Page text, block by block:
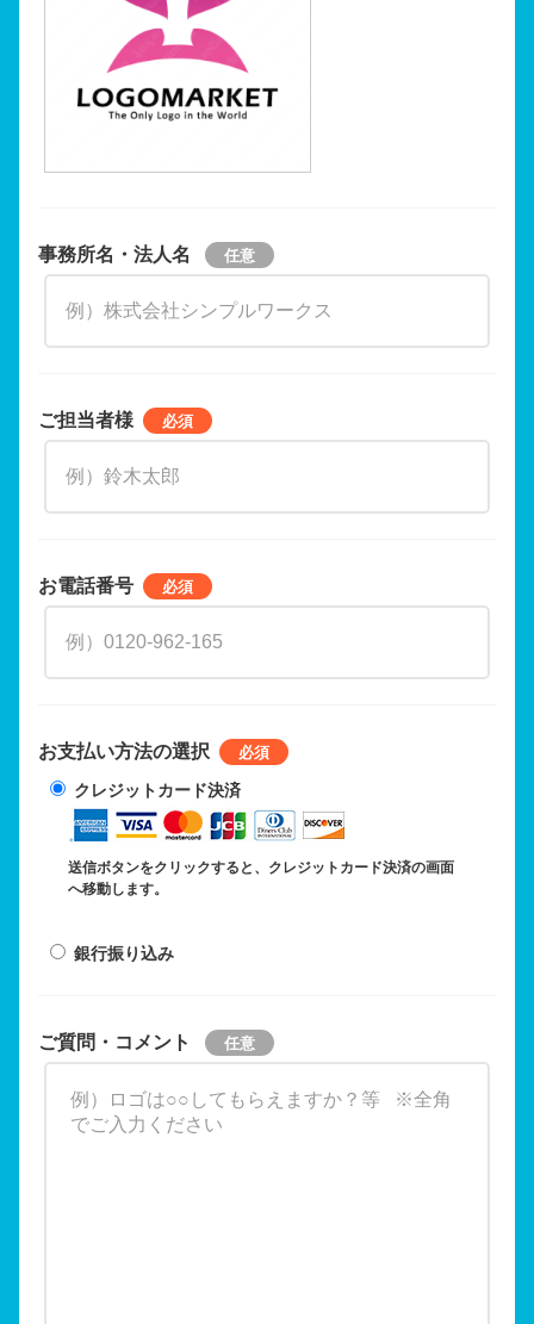
事務所名・法人名
ご担当者様
お電話番号
お支払い方法の選択
クレジットカード決済
送信ボタンをクリックすると、クレジットカード決済の画面
へ移動します。
銀行振り込み
ご質問・コメント